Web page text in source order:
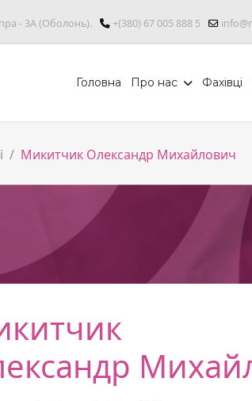
- 3А (Оболонь). +(380) 67 005 888 5
Головна Про нас Фахівці
Микитчик Олександр Михайлович